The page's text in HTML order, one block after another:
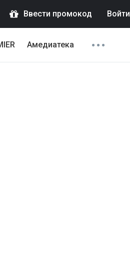
Ввести промокод Войти
Амедиатека